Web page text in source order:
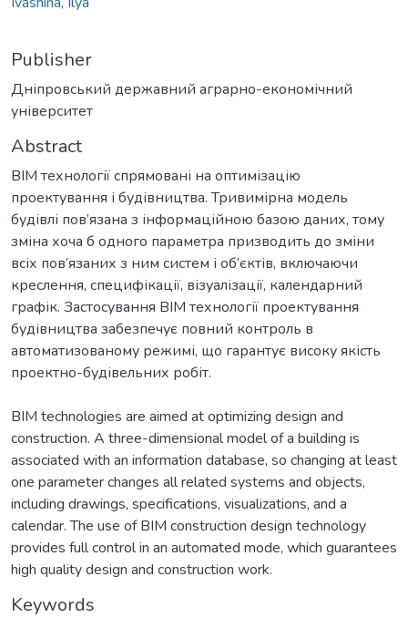
Publisher
Дніпровський державний аграрно-економічний
університет
Abstract
BIM технології спрямовані на оптимізацію
проектування і будівництва. Тривимірна модель
будівлі пов’язана з інформаційною базою даних, тому
зміна хоча б одного параметра призводить до зміни
всіх пов’язаних з ним систем і об’єктів, включаючи
креслення, специфікації, візуалізації, календарний
графік. Застосування BIM технології проектування
будівництва забезпечує повний контроль в
автоматизованому режимі, що гарантує високу якість
проектно-будівельних робіт.
BIM technologies are aimed at optimizing design and
construction. A three-dimensional model of a building is
associated with an information database, so changing at least
one parameter changes all related systems and objects,
including drawings, specifications, visualizations, and a
calendar. The use of BIM construction design technology
provides full control in an automated mode, which guarantees
high quality design and construction work.
Keywords